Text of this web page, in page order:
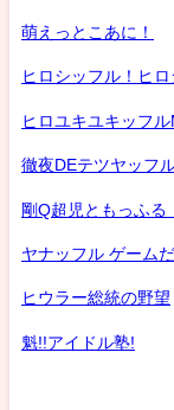
萌えっとこあに！
ヒロシッフル！ヒ
ヒロユキユキッフ
徹夜DEテツヤッフ
剛Q超児ともっふる
ヤナッフル ゲーム
ヒウラー総統の野望
魁!!アイドル塾!